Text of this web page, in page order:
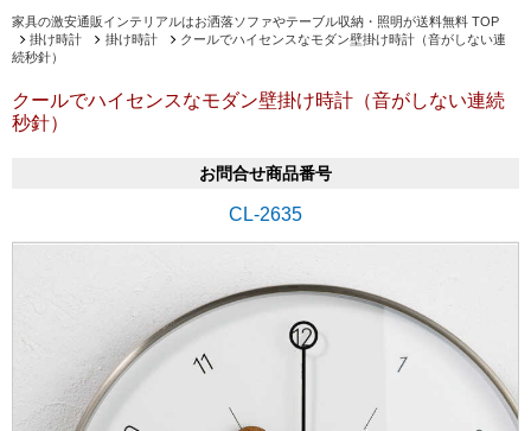
家具の激安通販インテリアルはお洒落ソファやテーブル収納・照明が送料無料 TOP
掛け時計
掛け時計
クールでハイセンスなモダン壁掛け時計（音がしない連
続秒針）
クールでハイセンスなモダン壁掛け時計（音がしない連続
秒針）
お問合せ商品番号
CL-2635